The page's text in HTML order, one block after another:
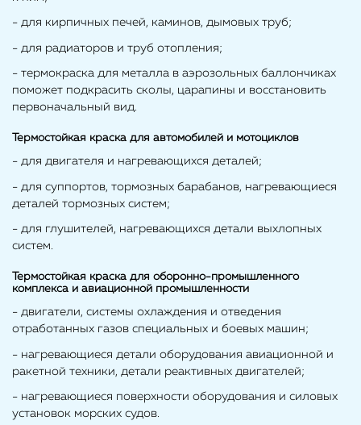
- для кирпичных печей, каминов, дымовых труб;
- для радиаторов и труб отопления;
- термокраска для металла в аэрозольных баллончиках
поможет подкрасить сколы, царапины и восстановить
первоначальный вид.
Термостойкая краска для автомобилей и мотоциклов
- для двигателя и нагревающихся деталей;
- для суппортов, тормозных барабанов, нагревающиеся
деталей тормозных систем;
- для глушителей, нагревающихся детали выхлопных
систем.
Термостойкая краска для оборонно-промышленного
комплекса и авиационной промышленности
- двигатели, системы охлаждения и отведения
отработанных газов специальных и боевых машин;
- нагревающиеся детали оборудования авиационной и
ракетной техники, детали реактивных двигателей;
- нагревающиеся поверхности оборудования и силовых
установок морских судов.